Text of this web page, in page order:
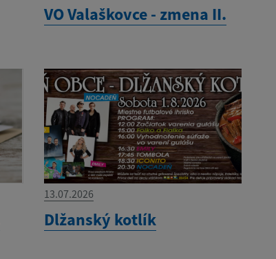
VO Valaškovce - zmena II.
13.07.2026
Dlžanský kotlík